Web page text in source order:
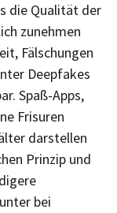
die Qualität der
zunehmen
Fälschungen
Deepfakes
Spaß-Apps,
Frisuren
darstellen
Prinzip und
bei